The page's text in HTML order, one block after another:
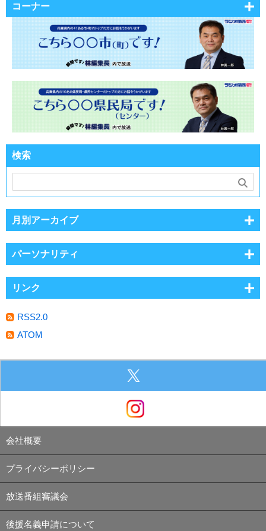
コーナー
検索
月別アーカイブ
パーソナリティ
リンク
RSS2.0
ATOM
会社概要
プライバシーポリシー
放送番組審議会
後援名義申請について